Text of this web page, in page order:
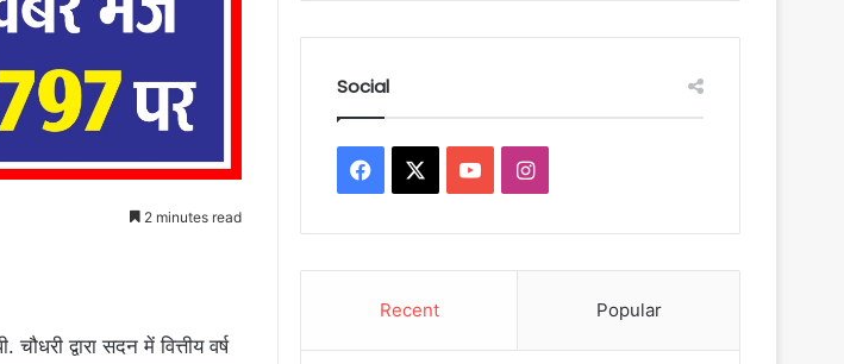
2 minutes read
द्वारा सदन में वित्तीय वर्ष
Social
Facebook YouTubeInstagram
Recent Popular